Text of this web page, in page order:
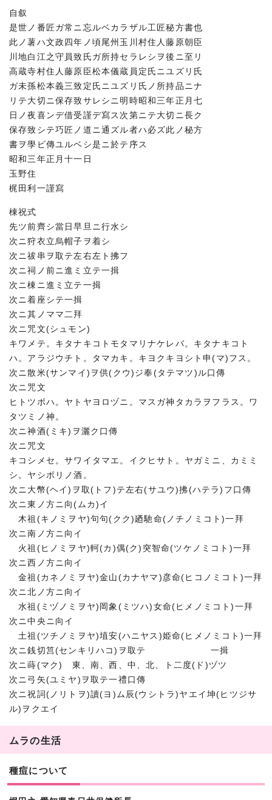
自叙
是世ノ番匠ガ常ニ忘ルベカラザル工匠秘方書也
此ノ薯ハ文政四年ノ頃尾州玉川村住人藤原朝臣
川地白江之守員致氏ガ所持セラレシヲ後ニ至リ
高蔵寺村住人藤原臣松本儀蔵員定氏ニユズリ氏
ガ未孫松本義三致定氏ニユズリ氏ノ所持品ニナ
リテ大切ニ保存致サレシニ明時昭和三年正月七
日ノ夜喜ンデ借受謹デ寫ス次第ニテ大切ニ長ク
保存致シテ巧匠ノ道ニ通ズル者ハ必ズ此ノ秘方
書ヲ學ビ傳ユルベシ是ニ於テ序ス
昭和三年正月十一日
玉野住
梶田利一謹寫
棟祝式
先ツ前齊シ當日早旦ニ行水シ
次ニ狩衣立烏帽子ヲ着シ
次ニ祓串ヲ取テ左右左ト拂フ
次ニ祠ノ前ニ進ミ立テ一揖
次ニ棟ニ進ミ立テ一揖
次ニ着座シテ一揖
次ニ其ノママ二拜
次ニ咒文(シュモン)
キワメテ。キタナキコトモタマリナケレバ。キタナキコト
ハ。アラジウチト。タマカキ。キヨクキヨシト申(マ)フス。
次ニ散米(サンマイ)ヲ供(クウ)ジ奉(タテマツ)ル口傳
次ニ咒文
ヒトツボハ。ヤトヤヨロヅニ。マスガ神タカラヲフラス。ワ
タツミノ神。
次ニ神酒(ミキ)ヲ灑ク口傳
次ニ咒文
キコシメセ。サワイタマエ。イクヒサト。ヤガミニ、カミミ
シ。ヤシボリノ酒。
次ニ大幣(ヘイ)ヲ取(トフ)テ左右(サユウ)拂(ハテラ)フ口傳
次ニ東ノ方ニ向(ムカ)イ
木祖(キノミヲヤ)句句(クク)廼馳命(ノチノミコト)一拜
次ニ南ノ方ニ向イ
火祖(ヒノミヲヤ)軻(カ)偶(ク)突智命(ツケノミコト)一拜
次ニ西ノ方ニ向イ
金祖(カネノミヲヤ)金山(カナヤマ)彦命(ヒコノミコト)一拜
次ニ北ノ方ニ向イ
水祖(ミヅノミヲヤ)岡象(ミツハ)女命(ヒメノミコト)一拜
次ニ中央ニ向イ
土祖(ツチノミヲヤ)埴安(ハニヤス)姫命(ヒメノミコト)一拜
次ニ銭切筥(センキリハコ)ヲ取テ 一揖
次ニ蒔(マク) 東、南、西、中、北、ト二度(ド)ヅツ
次ニ弓矢(ユミヤ)ヲ取テ一禮口傳
次ニ祝詞(ノリトヲ)讀(ヨ)ム辰(ウシトラ)ヤエイ坤(ヒツジサ
ル)ヲクエイ
ムラの生活
種痘について